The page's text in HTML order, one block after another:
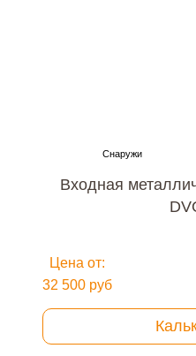
Входная
Цена от:
32 500 руб